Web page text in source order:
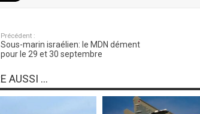
Précédent :
Sous-marin israélien: le MDN dément
pour le 29 et 30 septembre
AUSSI ...